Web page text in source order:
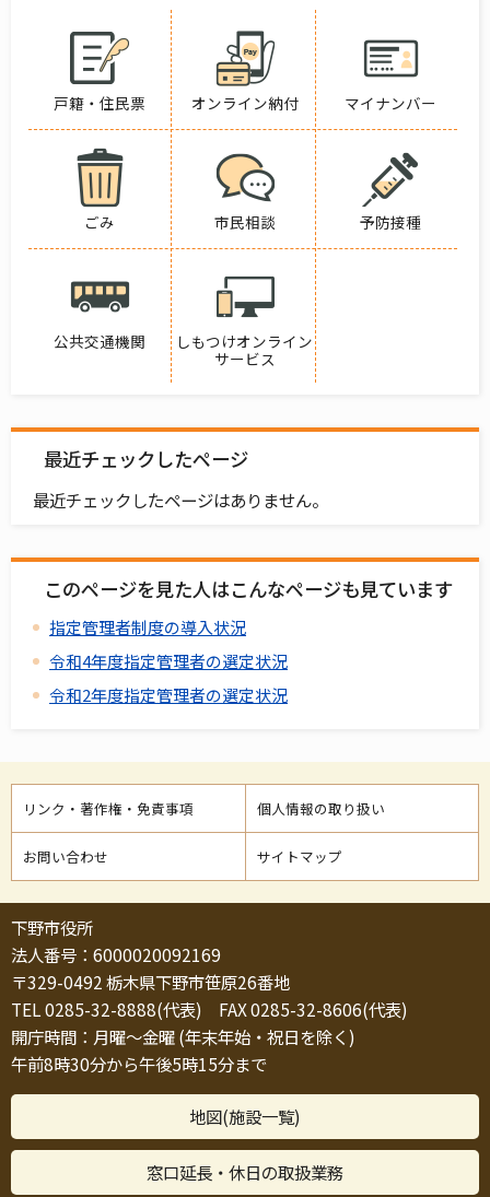
戸籍・住民票 オンライン納付 マイナンバー
ごみ 市民相談 予防接種
公共交通機関
しもつけオンライン
サービス
最近チェックしたページ
最近チェックしたページはありません。
このページを見た人はこんなページも見ています
指定管理者制度の導入状況
令和4年度指定管理者の選定状況
令和2年度指定管理者の選定状況
リンク・著作権・免責事項 個人情報の取り扱い
お問い合わせ サイトマップ
下野市役所
法人番号：6000020092169
〒329-0492 栃木県下野市笹原26番地
TEL 0285-32-8888(代表) FAX 0285-32-8606(代表)
開庁時間：月曜～金曜 (年末年始・祝日を除く)
午前8時30分から午後5時15分まで
地図(施設一覧)
窓口延長・休日の取扱業務